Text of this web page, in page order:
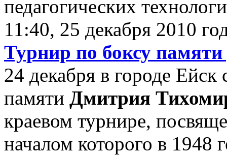
педагогических
11:40, 25 декабря 2010
Турнир по боксу
24 декабря в городе Ейск
памяти Дмитрия
краевом турнире,
началом которого в 1948